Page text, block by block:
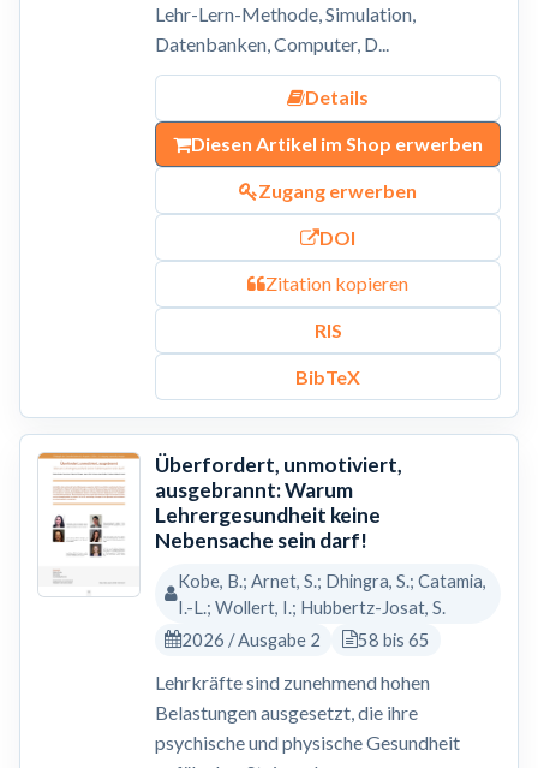
Lehr-Lern-Methode, Simulation,
Datenbanken, Computer, D...
Details
Diesen Artikel im Shop erwerben
Zugang erwerben
DOI
Zitation kopieren
RIS
BibTeX
Überfordert, unmotiviert,
ausgebrannt: Warum
Lehrergesundheit keine
Nebensache sein darf!
Kobe, B.; Arnet, S.; Dhingra, S.; Catamia,
I.-L.; Wollert, I.; Hubbertz-Josat, S.
2026 / Ausgabe 2
58 bis 65
Lehrkräfte sind zunehmend hohen
Belastungen ausgesetzt, die ihre
psychische und physische Gesundheit